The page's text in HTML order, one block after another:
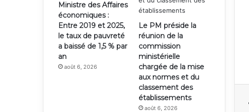
Ministre des Affaires
économiques :
Entre 2019 et 2025,
le taux de pauvreté
a baissé de 1,5 % par
an
août 6, 2026
Le PM préside la
réunion de la
commission
ministérielle
chargée de la mise
aux normes et du
classement des
établissements
août 6, 2026